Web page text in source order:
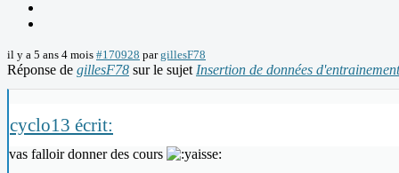
il y a 5 ans 4 mois #170928 pargillesF78
Réponse de gillesF78 sur le sujet Insertion de données d'entrainement
cyclo13 écrit:
vas falloir donner des cours